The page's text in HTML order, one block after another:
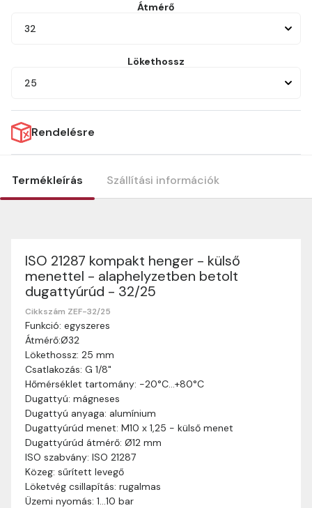
Átmérő
32
Lökethossz
25
Rendelésre
Termékleírás Szállítási információk
ISO 21287 kompakt henger - külső
menettel - alaphelyzetben betolt
dugattyúrúd - 32/25
Cikkszám ZEF-32/25
Funkció: egyszeres
Átmérő:Ø32
Lökethossz: 25 mm
Csatlakozás: G 1/8"
Hőmérséklet tartomány: -20°C…+80°C
Dugattyú: mágneses
Dugattyú anyaga: alumínium
Dugattyúrúd menet: M10 x 1,25 - külső menet
Dugattyúrúd átmérő: Ø12 mm
ISO szabvány: ISO 21287
Közeg: sűrített levegő
Löketvég csillapítás: rugalmas
Üzemi nyomás: 1…10 bar
Szállítási információk
Nagyon köszönjük, hogy webshopunkat választottátok
vásárlásaitokhoz. Az alábbiakban megtaláljátok szállítási
információinkat, hogy a vásárlásotok gördülékenyen és
zökkenőmentesen történhessen.
Szállítási idő:
munkanapon belül kézbesítjük. Amennyiben
valamilyen okból kifolyólag a szállítás hosszabb
ideig tart, előre értesítünk benneteket.
Szállítási díj: A szállítási díj függ a termék súlyától
és a szállítási cím távolságától. A pontos szállítási
díjat a vásárlás folyamata során megtekinthetitek,
mielőtt a rendelést véglegesítitek.